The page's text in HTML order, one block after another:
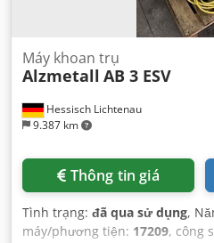
Hessisch Lichtenau
9.387 km
Máy khoan trụ
Alzmetall AB 3 ESV
Thông tin giá
Tình trạng: đã qua sử dụng,
máy/phương tiện: 17209, công